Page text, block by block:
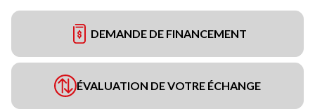
DEMANDE DE FINANCEMENT
ÉVALUATION DE VOTRE ÉCHANGE